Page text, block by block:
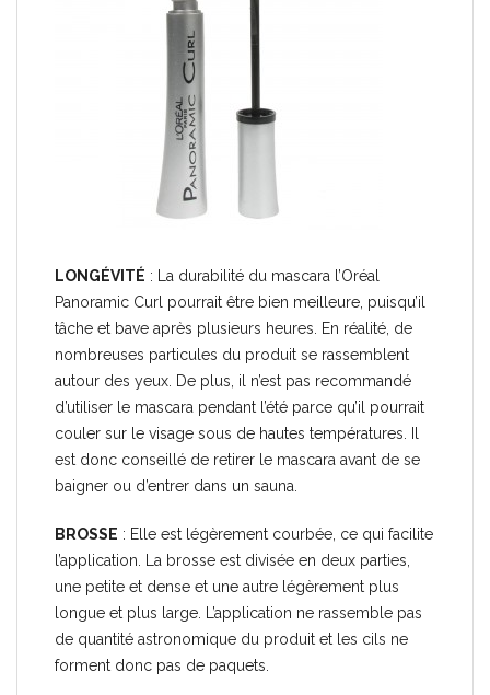
LONGÉVITÉ : La durabilité du mascara l’Oréal
Panoramic Curl pourrait être bien meilleure, puisqu’il
tâche et bave après plusieurs heures. En réalité, de
nombreuses particules du produit se rassemblent
autour des yeux. De plus, il n’est pas recommandé
d’utiliser le mascara pendant l’été parce qu’il pourrait
couler sur le visage sous de hautes températures. Il
est donc conseillé de retirer le mascara avant de se
baigner ou d’entrer dans un sauna.
BROSSE : Elle est légèrement courbée, ce qui facilite
l’application. La brosse est divisée en deux parties,
une petite et dense et une autre légèrement plus
longue et plus large. L’application ne rassemble pas
de quantité astronomique du produit et les cils ne
forment donc pas de paquets.